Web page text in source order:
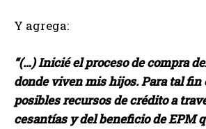
Y agrega:
“(…) Inicié el proceso de compra
donde viven mis hijos. Para tal fin
posibles recursos de crédito a
cesantías y del beneficio de EPM